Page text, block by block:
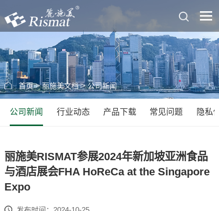
首页 > 丽施美文档 > 公司新闻
公司新闻 行业动态 产品下载 常见问题 隐私
丽施美RISMAT参展2024年新加坡亚洲食品
与酒店展会FHA HoReCa at the Singapore
Expo